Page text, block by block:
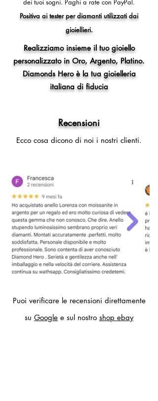
dei tuoi sogni. Paghi a rate con PayPal.
Positiva ai tester per diamanti utilizzati dai
gioiellieri.
Realizziamo insieme il tuo gioiello
personalizzato in Oro, Argento, Platino.
Diamonds Hero è la tua gioielleria
italiana di fiducia
Recensioni
Ecco cosa dicono di noi i nostri clienti.
Puoi verificare le recensioni direttamente
su Google e sul nostro shop ebay